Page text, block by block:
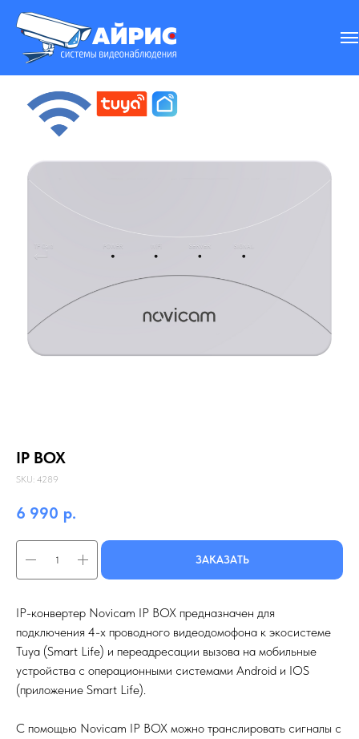
IP BOX
SKU: 4289
6 990 р.
ЗАКАЗАТЬ
IP-конвертер Novicam IP BOX предназначен для
подключения 4-х проводного видеодомофона к экосистеме
Tuya (Smart Life) и переадресации вызова на мобильные
устройства с операционными системами Android и IOS
(приложение Smart Life).
С помощью Novicam IP BOX можно транслировать сигналы с